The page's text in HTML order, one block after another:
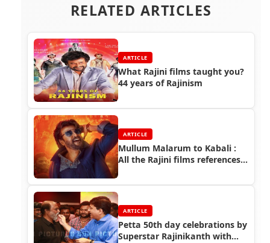
RELATED ARTICLES
ARTICLE
What Rajini films taught you?
44 years of Rajinism
ARTICLE
Mullum Malarum to Kabali :
All the Rajini films references
ARTICLE
Petta 50th day celebrations by
Superstar Rajinikanth with